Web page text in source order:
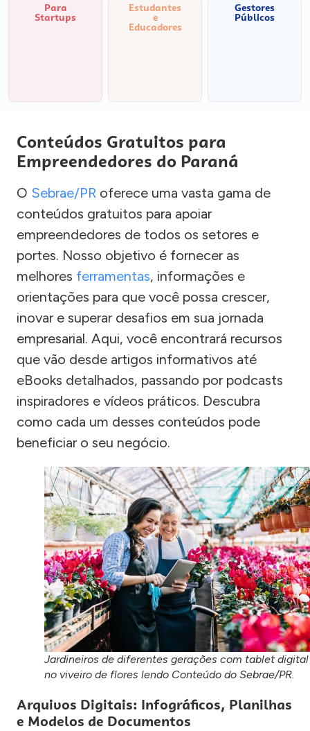
Para
Startups
Estudantes
e
Educadores
Gestores
Públicos
Conteúdos Gratuitos para
Empreendedores do Paraná
O Sebrae/PR oferece uma vasta gama de
conteúdos gratuitos para apoiar
empreendedores de todos os setores e
portes. Nosso objetivo é fornecer as
melhores ferramentas, informações e
orientações para que você possa crescer,
inovar e superar desafios em sua jornada
empresarial. Aqui, você encontrará recursos
que vão desde artigos informativos até
eBooks detalhados, passando por podcasts
inspiradores e vídeos práticos. Descubra
como cada um desses conteúdos pode
beneficiar o seu negócio.
Jardineiros de diferentes gerações com tablet digital
no viveiro de flores lendo Conteúdo do Sebrae/PR.
Arquivos Digitais: Infográficos, Planilhas
e Modelos de Documentos